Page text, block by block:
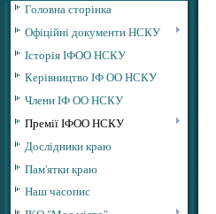
Головна сторінка
Офіційні документи НСКУ
Історія ІФОО НСКУ
Керівництво ІФ ОО НСКУ
Члени ІФ ОО НСКУ
Премії ІФОО НСКУ
Дослідники краю
Пам'ятки краю
Наш часопис